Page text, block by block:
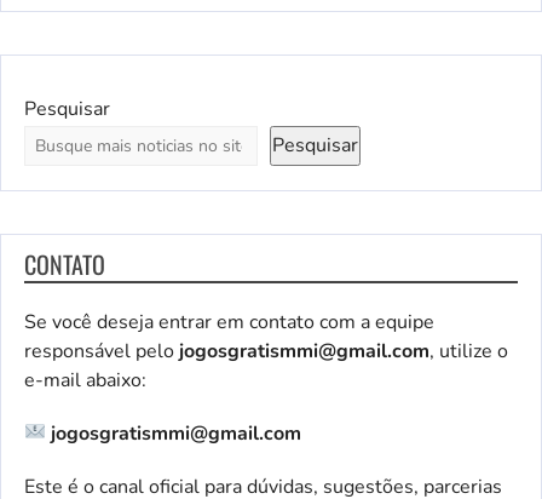
Pesquisar
Pesquisar
CONTATO
Se você deseja entrar em contato com a equipe
responsável pelo jogosgratismmi@gmail.com, utilize o
e-mail abaixo:
jogosgratismmi@gmail.com
Este é o canal oficial para dúvidas, sugestões, parcerias